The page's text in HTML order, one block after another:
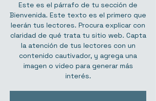
Este es el párrafo de tu sección de
Bienvenida. Este texto es el primero que
leerán tus lectores. Procura explicar con
claridad de qué trata tu sitio web. Capta
la atención de tus lectores con un
contenido cautivador, y agrega una
imagen o video para generar más
interés.